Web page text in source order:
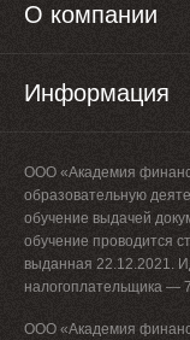
О компании
Информация
ООО «Академия
образовательную
обучение выдачей
обучение проводится
выданная 22.12.2021.
налогоплательщика —
ООО «Академия